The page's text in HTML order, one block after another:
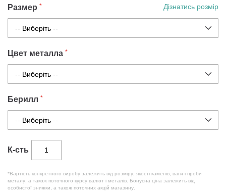
Размер Дізнатись розмір
Цвет металла
Берилл
К-сть
*Вартість конкретного виробу залежить від розміру, якості каменів, ваги і проби
металу, а також поточного курсу валют і металів. Бонусна ціна залежить від
особистої знижки, а також поточних акцій магазину.